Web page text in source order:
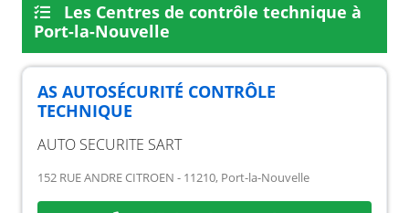
Les Centres de contrôle technique à
Port-la-Nouvelle
AS AUTOSÉCURITÉ CONTRÔLE
TECHNIQUE
AUTO SECURITE SART
152 RUE ANDRE CITROEN - 11210, Port-la-Nouvelle